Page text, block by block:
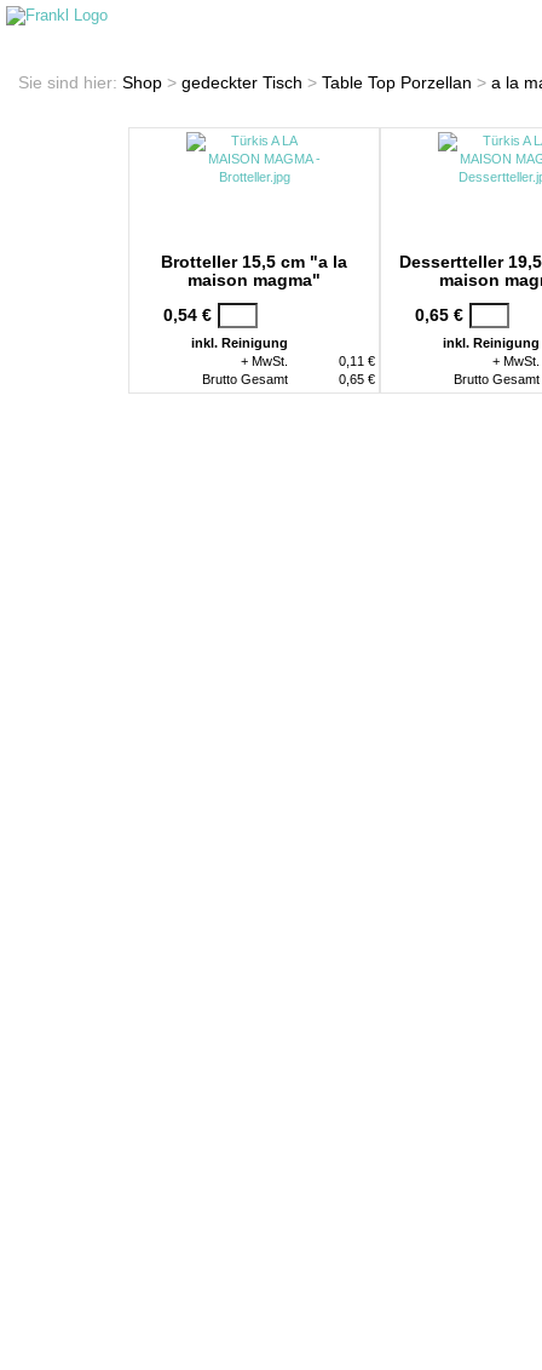
Sie sind hier: Shop > gedeckter Tisch > Table Top Porzellan > a la
Brotteller 15,5 cm "a la
maison magma"
0,54 €
inkl. Reinigung
+ MwSt.
0,11 €
Brutto Gesamt
0,65 €
Dessertteller
maison
0,65 €
inkl. Reinigung
+ MwSt.
Brutto Gesamt